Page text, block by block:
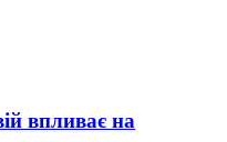
впливає на